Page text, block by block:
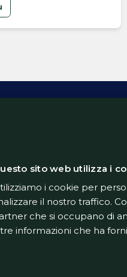
sito web utilizza i
i cookie per
il nostro traffico.
che si occupano di
informazioni che ha